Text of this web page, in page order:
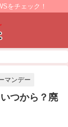
をチェック！
マンデー
つから？廃